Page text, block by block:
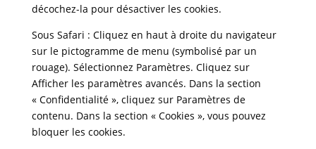
décochez-la pour désactiver les cookies.
Sous Safari : Cliquez en haut à droite du navigateur
sur le pictogramme de menu (symbolisé par un
rouage). Sélectionnez Paramètres. Cliquez sur
Afficher les paramètres avancés. Dans la section
« Confidentialité », cliquez sur Paramètres de
contenu. Dans la section « Cookies », vous pouvez
bloquer les cookies.